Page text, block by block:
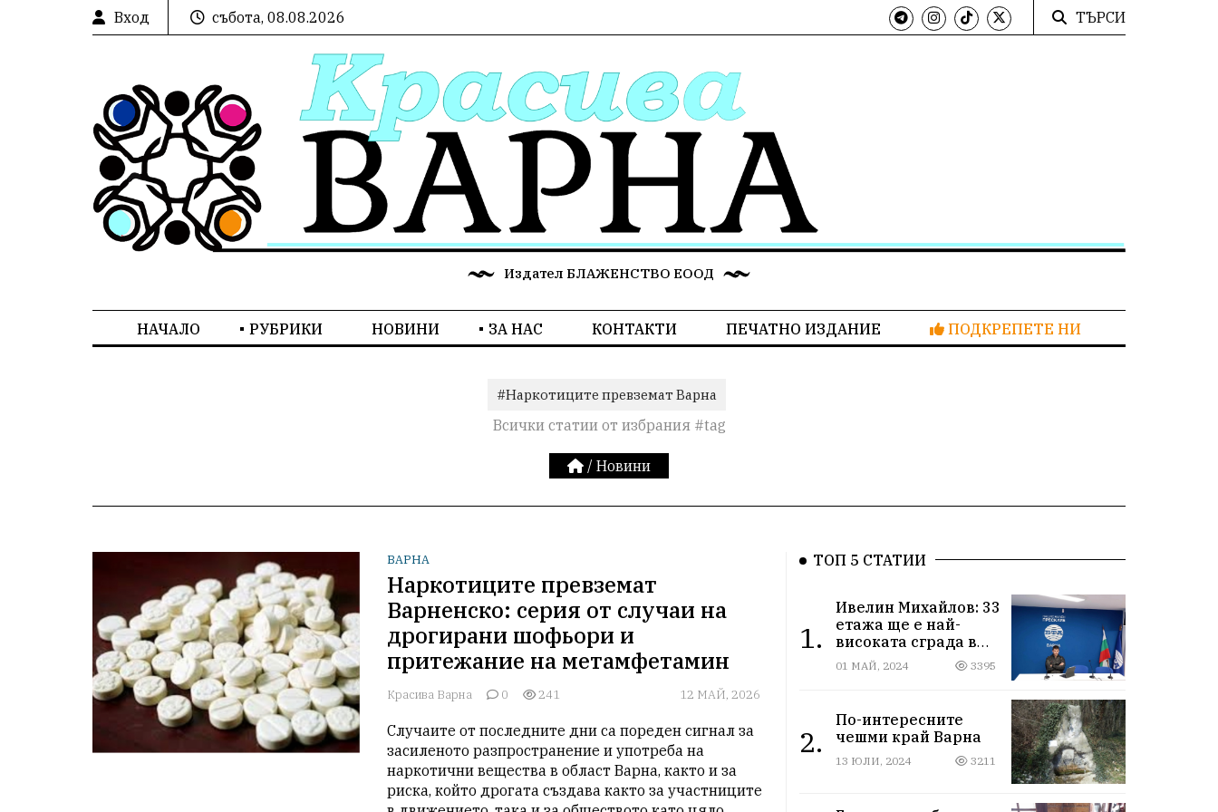
Вход събота, 08.08.2026 ТЪРСИ
Издател БЛАЖЕНСТВО ЕООД
НАЧАЛО РУБРИКИ НОВИНИ ЗА НАС КОНТАКТИ ПЕЧАТНО ИЗДАНИЕ ПОДКРЕПЕТЕ НИ
#Наркотиците превземат Варна
Всички статии от избрания #tag
/ Новини
ВАРНА
Наркотиците превземат
Варненско: серия от случаи на
дрогирани шофьори и
притежание на метамфетамин
Красива Варна 0 241 12 МАЙ, 2026
Случаите от последните дни са пореден сигнал за
засиленото разпространение и употреба на
наркотични вещества в област Варна, както и за
риска, който дрогата създава както за участниците
ТОП 5 СТАТИИ
1.
Ивелин Михайлов: 33
етажа ще е най-
високата сграда в
новия Сити център
във Варна
01 МАЙ, 2024 3395
2.
По-интересните
чешми край Варна
13 ЮЛИ, 2024 3211